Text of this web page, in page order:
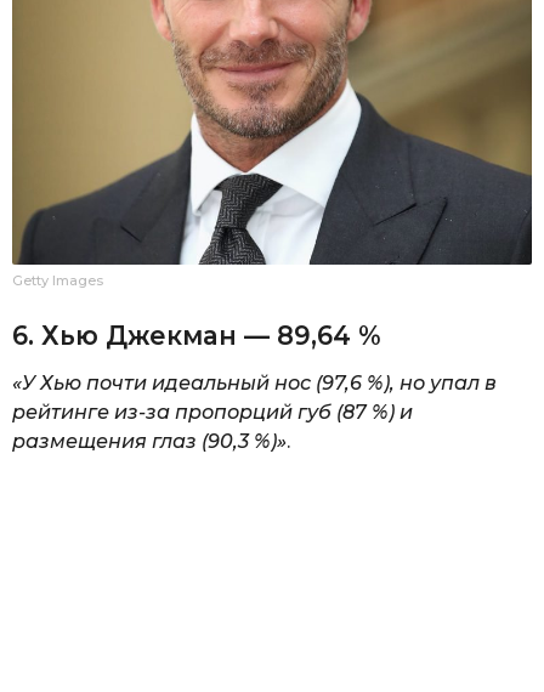
Getty Images
6. Хью Джекман — 89,64 %
«У Хью почти идеальный нос (97,6 %), но упал в
рейтинге из-за пропорций губ (87 %) и
размещения глаз (90,3 %)».